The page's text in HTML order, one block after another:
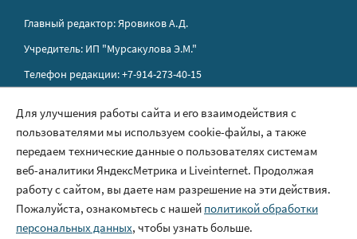
Главный редактор: Яровиков А.Д.
Учредитель: ИП "Мурсакулова Э.М."
Телефон редакции: +7-914-273-40-15
Правила сайта
Политика обработки персональных данных
Размещение рекламы
Контакты
Для улучшения работы сайта и его взаимодействия с
пользователями мы используем cookie-файлы, а также
передаем технические данные о пользователях системам
веб-аналитики ЯндексМетрика и Liveinternet. Продолжая
работу с сайтом, вы даете нам разрешение на эти действия.
Пожалуйста, ознакомьтесь с нашей политикой обработки
персональных данных, чтобы узнать больше.